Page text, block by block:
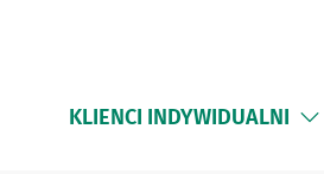
KLIENCI INDYWIDUALNI